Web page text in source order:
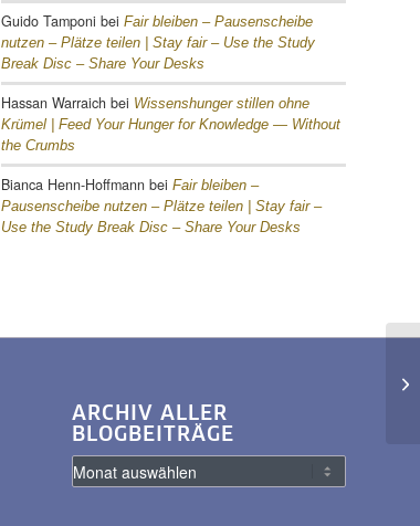
Guido Tamponi bei Fair bleiben – Pausenscheibe
nutzen – Plätze teilen | Stay fair – Use the Study
Break Disc – Share Your Desks
Hassan Warraich bei Wissenshunger stillen ohne
Krümel | Feed Your Hunger for Knowledge — Without
the Crumbs
Bianca Henn-Hoffmann bei Fair bleiben –
Pausenscheibe nutzen – Plätze teilen | Stay fair –
Use the Study Break Disc – Share Your Desks
ARCHIV ALLER
BLOGBEITRÄGE